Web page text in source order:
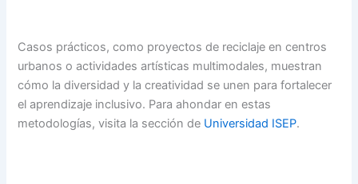
Casos prácticos, como proyectos de reciclaje en centros
urbanos o actividades artísticas multimodales, muestran
cómo la diversidad y la creatividad se unen para fortalecer
el aprendizaje inclusivo. Para ahondar en estas
metodologías, visita la sección de Universidad ISEP.